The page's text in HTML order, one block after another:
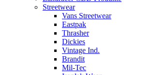
Streetwear
Vans Streetwear
Eastpak
Thrasher
Dickies
Vintage Ind.
Brandit
Mil-Tec